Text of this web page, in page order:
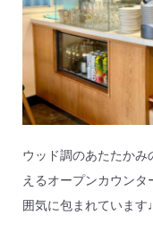
ウッド調のあたたかみ
えるオープンカウン
囲気に包まれています♩